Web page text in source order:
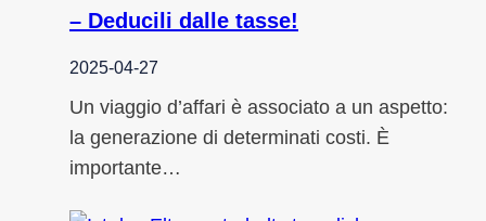
– Deducili dalle tasse!
2025-04-27
Un viaggio d’affari è associato a un aspetto:
la generazione di determinati costi. È
importante…